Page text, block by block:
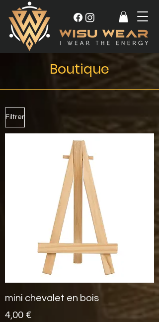
Boutique
Filtrer
mini chevalet en bois
Prix
4,00 €